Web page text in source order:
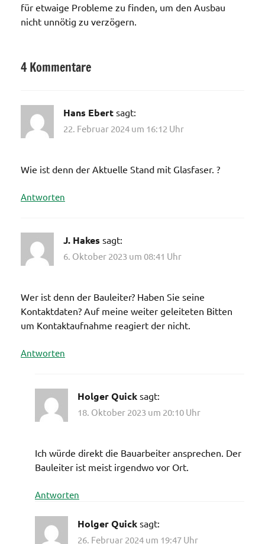
für etwaige Probleme zu finden, um den Ausbau
nicht unnötig zu verzögern.
Telefon
/ TV /
Funk
4 Kommentare
Hans Ebert sagt:
22. Februar 2024 um 16:12 Uhr
Wie ist denn der Aktuelle Stand mit Glasfaser. ?
Antworten
J. Hakes sagt:
6. Oktober 2023 um 08:41 Uhr
Wer ist denn der Bauleiter? Haben Sie seine
Kontaktdaten? Auf meine weiter geleiteten Bitten
um Kontaktaufnahme reagiert der nicht.
Antworten
Holger Quick sagt:
18. Oktober 2023 um 20:10 Uhr
Ich würde direkt die Bauarbeiter ansprechen. Der
Bauleiter ist meist irgendwo vor Ort.
Antworten
Holger Quick sagt:
26. Februar 2024 um 19:47 Uhr